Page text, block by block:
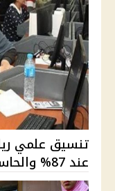
عند 87% والحاسبات 83% وأماكن بال...